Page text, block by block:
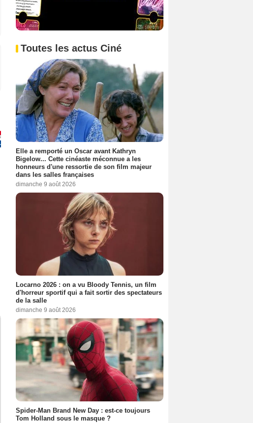
Toutes les actus Ciné
Elle a remporté un Oscar avant Kathryn
Bigelow... Cette cinéaste méconnue a les
honneurs d'une ressortie de son film majeur
dans les salles françaises
dimanche 9 août 2026
Locarno 2026 : on a vu Bloody Tennis, un film
d'horreur sportif qui a fait sortir des spectateurs
de la salle
dimanche 9 août 2026
Spider-Man Brand New Day : est-ce toujours
Tom Holland sous le masque ?